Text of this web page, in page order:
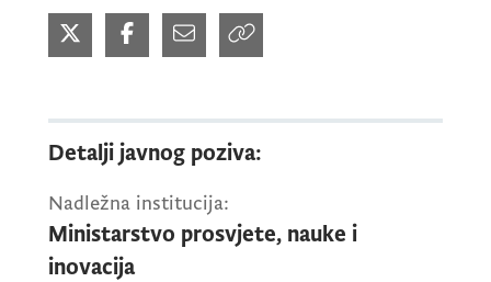
Detalji javnog poziva:
Nadležna institucija:
Ministarstvo prosvjete, nauke i
inovacija